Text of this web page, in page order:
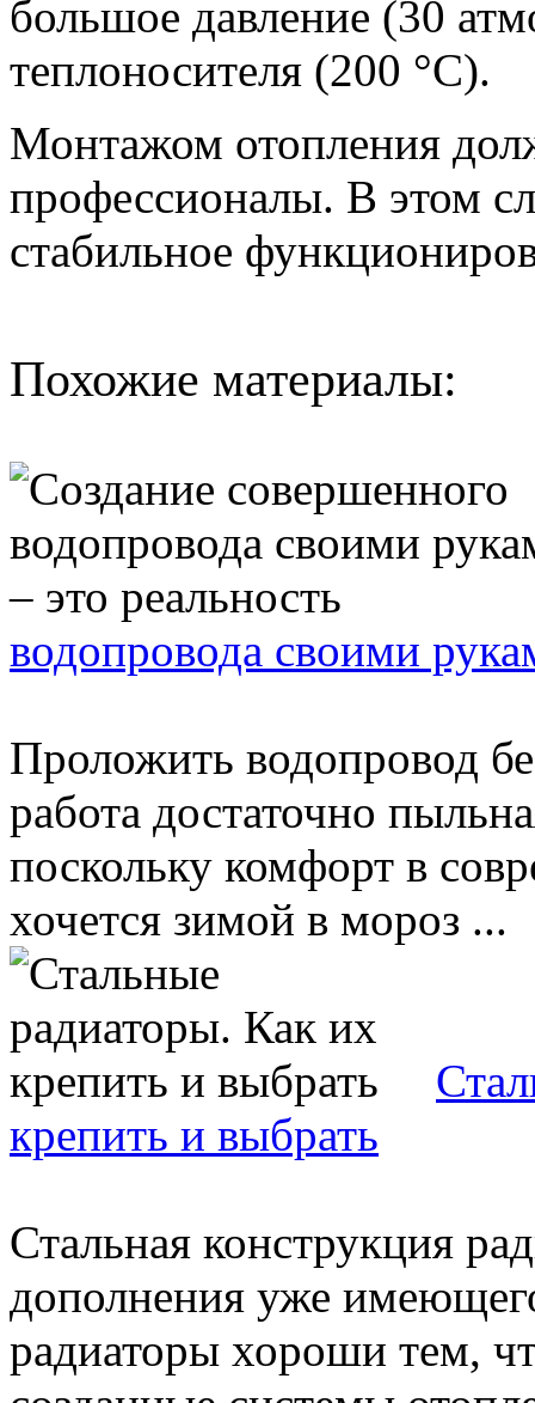
большое давление (30
теплоносителя (200 °С).
Монтажом отопления
профессионалы. В этом
стабильное
Похожие материалы:
водопровода своими
Проложить водопровод
работа достаточно
поскольку комфорт в
хочется зимой в мороз ...
крепить и выбрать
Стальная конструкция
дополнения уже
радиаторы хороши тем,